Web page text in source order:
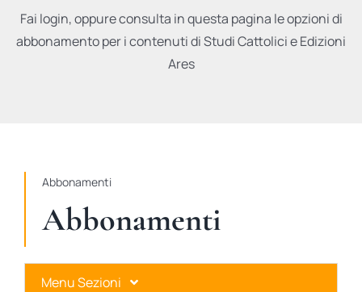
RECENSIONI
Fai login, oppure consulta in questa pagina le opzioni di
abbonamento per i contenuti di Studi Cattolici e Edizioni
Ares
Abbonamenti
Abbonamenti
Menu Sezioni